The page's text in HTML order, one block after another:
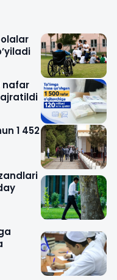
nafar
ajratildi
1 452